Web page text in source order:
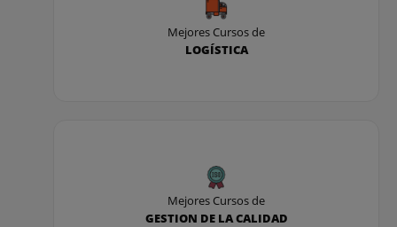
Mejores Cursos de
LOGÍSTICA
Mejores Cursos de
GESTION DE LA CALIDAD